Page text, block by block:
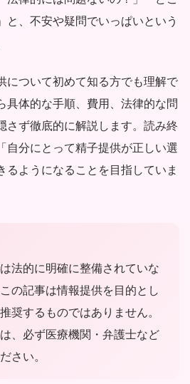
と、不安や疑問でいっぱいという
について初めて知る方でも理解で
具体的な手順、費用、法律的な問
さず徹底的に解説します。読み終
自分にとって精子提供が正しい選
るようになることを目指していま
法的に明確に整備されていな
の記事は情報提供を目的とし
奨するものではありません。
、必ず医療機関・弁護士など
さい。